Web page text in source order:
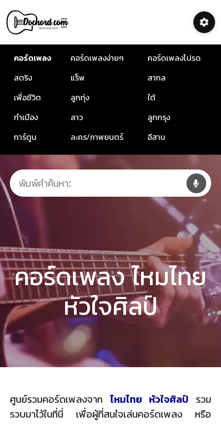
คอร์ดเพลง คอร์ดเพลงง่ายๆ
คอร์ดเพลงโปรด
สตริง
แร็พ
สากล
เพื่อชีวิต
ลูกทุ่ง
ใต้
กำเมือง
ลาว
ลูกกรุง
การ์ตูน
ละคร/ภาพยนตร์ อีสาน
คอร์ดเพลง ไหมไทย
หัวใจศิลป์
ศูนย์รวมคอร์ดเพลงจาก ไหมไทย หัวใจศิลป์ รวม
รวบมาไว้ในที่นี่ เพื่อผู้ที่สนใจเล่นคอร์ดเพลง หรือ